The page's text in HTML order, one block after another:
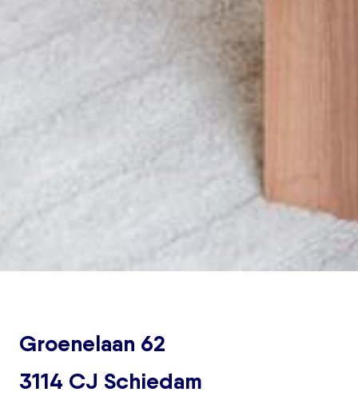
Groenelaan 62
3114 CJ Schiedam